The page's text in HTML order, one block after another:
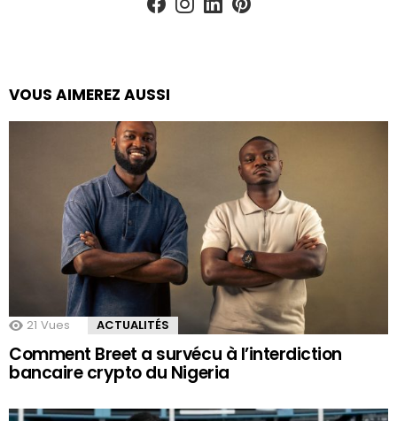
VOUS AIMEREZ AUSSI
21 Vues ACTUALITÉS
Comment Breet a survécu à l’interdiction
bancaire crypto du Nigeria